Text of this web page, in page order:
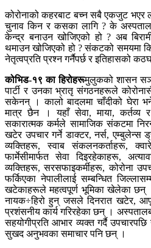
कोरोनाको कहरबाट बच्न सबै एकजुट भएर
चुनाव किन र कसका लागि ? के
केन्द्र बनाउन खोजिएको हो ? अब
थमाउन खोजिएको हो ? संकटको समयमा
नेतृत्वप्रति प्रश्न गर्नैपर्छ र इतिहासको
कोभिड-१९ का हिरोहरूमुलुकको शासन
पार्टी र उनका भ्रातृ संगठनहरूले
सकेनन् । कालो बादलमा चाँदीको घेरा
मात्र छैन । यहाँ सेवा, माया,
सकारात्मक कर्मले सामाजिक संकटमा
खटेर उपचार गर्ने डाक्टर, नर्स, एम्बुलेन्स
व्यक्तिहरू, स्वाब संकलनकर्ताहरू,
फार्मेसीमार्फत सेवा दिइरहेकाहरू,
व्यक्तिहरू, सरसफाइकर्मीहरू, कोरोना
फर्किएका नेपालीलाई सम्बन्धित
खटेकाहरूले महत्वपूर्ण भूमिका खेलेका छन्
नायक÷हिरो हुन् जसले दिनरात खटेर,
प्रशंसनीय कार्य गरिरहेका छन् ।
सहयोगीप्रति आभार व्यक्त गर्दै
सुखद अनुभवका समाचार पनि छन् ।